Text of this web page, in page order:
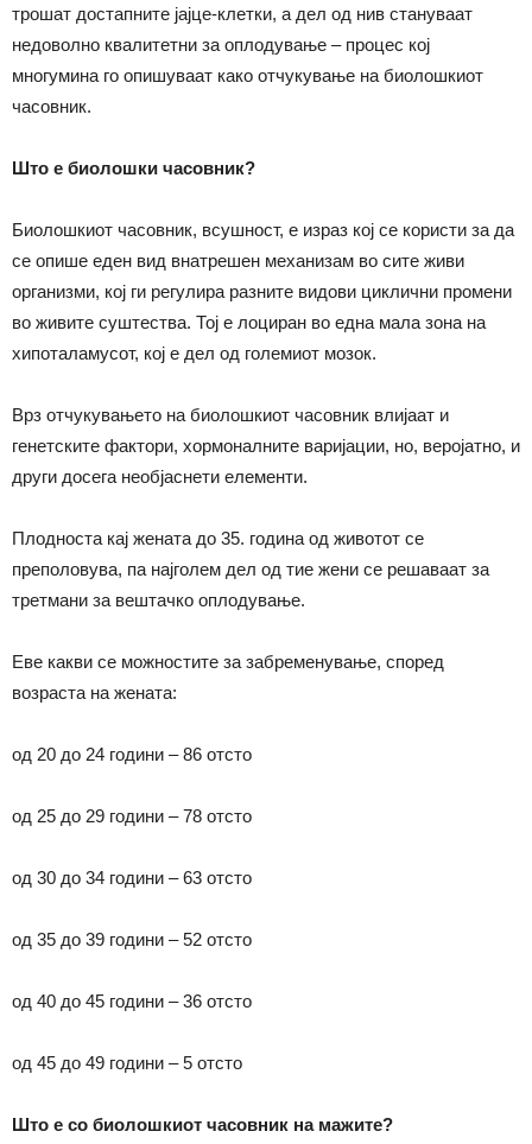
трошат достапните јајце-клетки, а дел од нив стануваат
недоволно квалитетни за оплодување – процес кој
многумина го опишуваат како отчукување на биолошкиот
часовник.
Што е биолошки часовник?
Биолошкиот часовник, всушност, е израз кој се користи за да
се опише еден вид внатрешен механизам во сите живи
организми, кој ги регулира разните видови циклични промени
во живите суштества. Тој е лоциран во една мала зона на
хипоталамусот, кој е дел од големиот мозок.
Врз отчукувањето на биолошкиот часовник влијаат и
генетските фактори, хормоналните варијации, но, веројатно, и
други досега необјаснети елементи.
Плодноста кај жената до 35. година од животот се
преполовува, па најголем дел од тие жени се решаваат за
третмани за вештачко оплодување.
Еве какви се можностите за забременување, според
возраста на жената:
од 20 до 24 години – 86 отсто
од 25 до 29 години – 78 отсто
од 30 до 34 години – 63 отсто
од 35 до 39 години – 52 отсто
од 40 до 45 години – 36 отсто
од 45 до 49 години – 5 отсто
Што е со биолошкиот часовник на мажите?